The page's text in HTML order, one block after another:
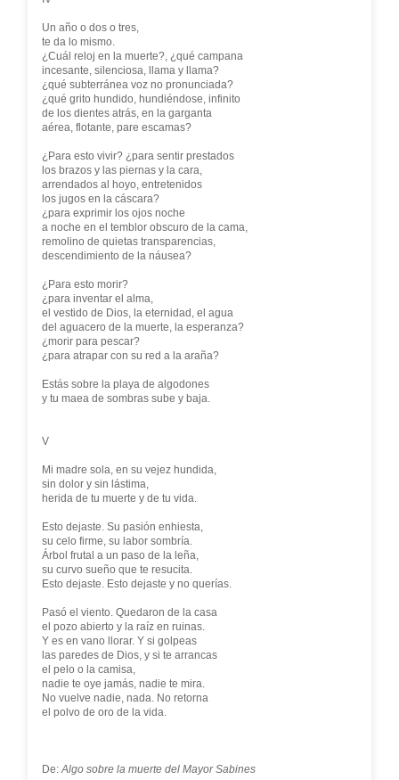
Un año o dos o tres,
te da lo mismo.
¿Cuál reloj en la muerte?, ¿qué campana
incesante, silenciosa, llama y llama?
¿qué subterránea voz no pronunciada?
¿qué grito hundido, hundiéndose, infinito
de los dientes atrás, en la garganta
aérea, flotante, pare escamas?
¿Para esto vivir? ¿para sentir prestados
los brazos y las piernas y la cara,
arrendados al hoyo, entretenidos
los jugos en la cáscara?
¿para exprimir los ojos noche
a noche en el temblor obscuro de la cama,
remolino de quietas transparencias,
descendimiento de la náusea?
¿Para esto morir?
¿para inventar el alma,
el vestido de Dios, la eternidad, el agua
del aguacero de la muerte, la esperanza?
¿morir para pescar?
¿para atrapar con su red a la araña?
Estás sobre la playa de algodones
y tu maea de sombras sube y baja.
V
Mi madre sola, en su vejez hundida,
sin dolor y sin lástima,
herida de tu muerte y de tu vida.
Esto dejaste. Su pasión enhiesta,
su celo firme, su labor sombría.
Árbol frutal a un paso de la leña,
su curvo sueño que te resucita.
Esto dejaste. Esto dejaste y no querías.
Pasó el viento. Quedaron de la casa
el pozo abierto y la raíz en ruinas.
Y es en vano llorar. Y si golpeas
las paredes de Dios, y si te arrancas
el pelo o la camisa,
nadie te oye jamás, nadie te mira.
No vuelve nadie, nada. No retorna
el polvo de oro de la vida.
De:Algo sobre la muerte del Mayor Sabines